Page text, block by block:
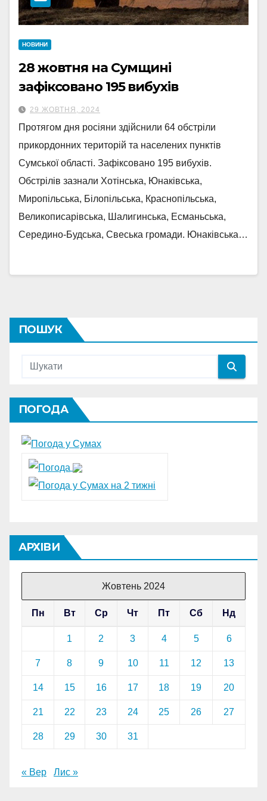
НОВИНИ
28 жовтня на Сумщині
зафіксовано 195 вибухів
29 ЖОВТНЯ, 2024
Протягом дня росіяни здійснили 64 обстріли
прикордонних територій та населених пунктів
Сумської області. Зафіксовано 195 вибухів.
Обстрілів зазнали Хотінська, Юнаківська,
Миропільська, Білопільська, Краснопільська,
Великописарівська, Шалигинська, Есманьська,
Середино-Будська, Свеська громади. Юнаківська…
ПОШУК
ПОГОДА
АРХІВИ
Жовтень 2024
Пн Вт Ср Чт Пт Сб Нд
1 2 3 4 5 6
7 8 9 10 11 12 13
14 15 16 17 18 19 20
21 22 23 24 25 26 27
28 29 30 31
« Вер Лис »